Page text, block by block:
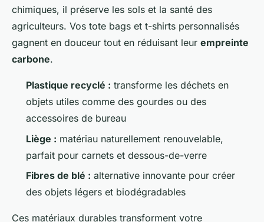
chimiques, il préserve les sols et la santé des
agriculteurs. Vos tote bags et t-shirts personnalisés
gagnent en douceur tout en réduisant leur empreinte
carbone.
Plastique recyclé : transforme les déchets en
objets utiles comme des gourdes ou des
accessoires de bureau
Liège : matériau naturellement renouvelable,
parfait pour carnets et dessous-de-verre
Fibres de blé : alternative innovante pour créer
des objets légers et biodégradables
Ces matériaux durables transforment votre